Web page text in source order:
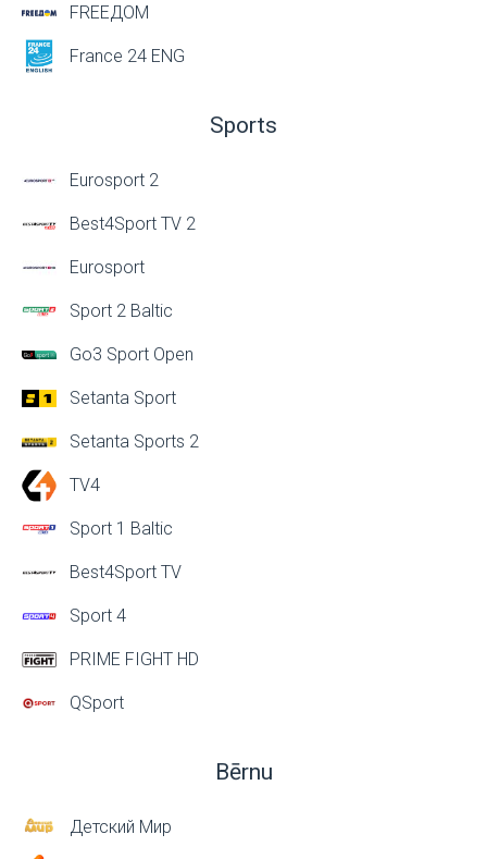
FREEДОМ
France 24 ENG
Sports
Eurosport 2
Best4Sport TV 2
Eurosport
Sport 2 Baltic
Go3 Sport Open
Setanta Sport
Setanta Sports 2
TV4
Sport 1 Baltic
Best4Sport TV
Sport 4
PRIME FIGHT HD
QSport
Bērnu
Детский Мир